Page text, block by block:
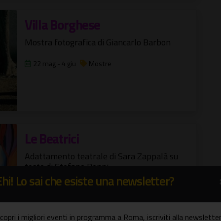
Villa Borghese
Mostra fotografica di Giancarlo Barbon
22 mag - 4 giu Mostre
Le Beatrici
Adattamento teatrale di Sara Zappalà su
testo di Stefano Benni
28/05/2026 Spettacoli
Lo sai che esiste una newsletter?
i migliori eventi in programma a Roma, iscriviti alla